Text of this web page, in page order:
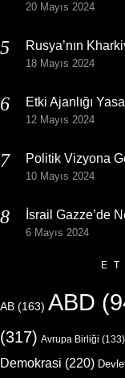
20 Mayıs 2024
Rusya’nın
18 Mayıs 2024
Etki Ajanlığı
12 Mayıs 2024
Politik Vizyona
10 Mayıs 2024
İsrail Gazze’de
6 Mayıs 2024
AB (163) ABD
(317) Avrupa Birliği (133)
Demokrasi (220)